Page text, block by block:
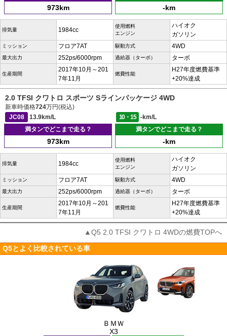
973km -km
排気量 1984cc
使用燃料
エンジン
ハイオク
ガソリン
ミッション フロア7AT 駆動方式 4WD
最大出力 252ps/6000rpm 過給器（ターボ） ターボ
生産期間
2017年10月～201
7年11月
燃費性能
H27年度燃費基準
+20%達成
2.0 TFSI クワトロ スポーツ Sラインパッケージ 4WD
新車時価格724万円(税込)
JC08
13.9km/L 10・15
-km/L
満タンでどこまで走る？
973km
満タンでどこまで走る？
-km
排気量 1984cc
使用燃料
エンジン
ハイオク
ガソリン
ミッション フロア7AT 駆動方式 4WD
最大出力 252ps/6000rpm 過給器（ターボ） ターボ
生産期間
2017年10月～201
7年11月
燃費性能
H27年度燃費基準
+20%達成
▲Q5 2.0 TFSI クワトロ 4WDの燃費TOPへ
Q5とよく比較されている車
ＢＭＷ
X3